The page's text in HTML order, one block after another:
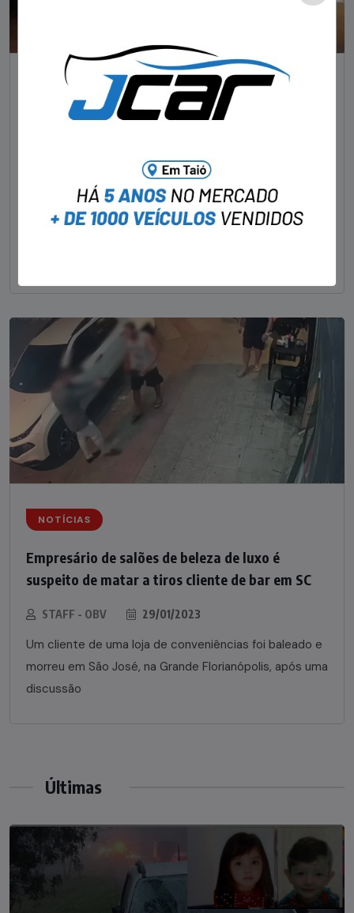
NOTÍCIAS
Foragido pela morte de delegado aposentado
STAFF - OBV 29/01/2023
Um dos dois foragidos investigados pelo latrocínio de
NOTÍCIAS
Empresário de salões de beleza de luxo é
suspeito de matar a tiros cliente de bar em SC
STAFF - OBV 29/01/2023
Um cliente de uma loja de conveniências foi baleado e
morreu em São José, na Grande Florianópolis, após uma
discussão
Últimas